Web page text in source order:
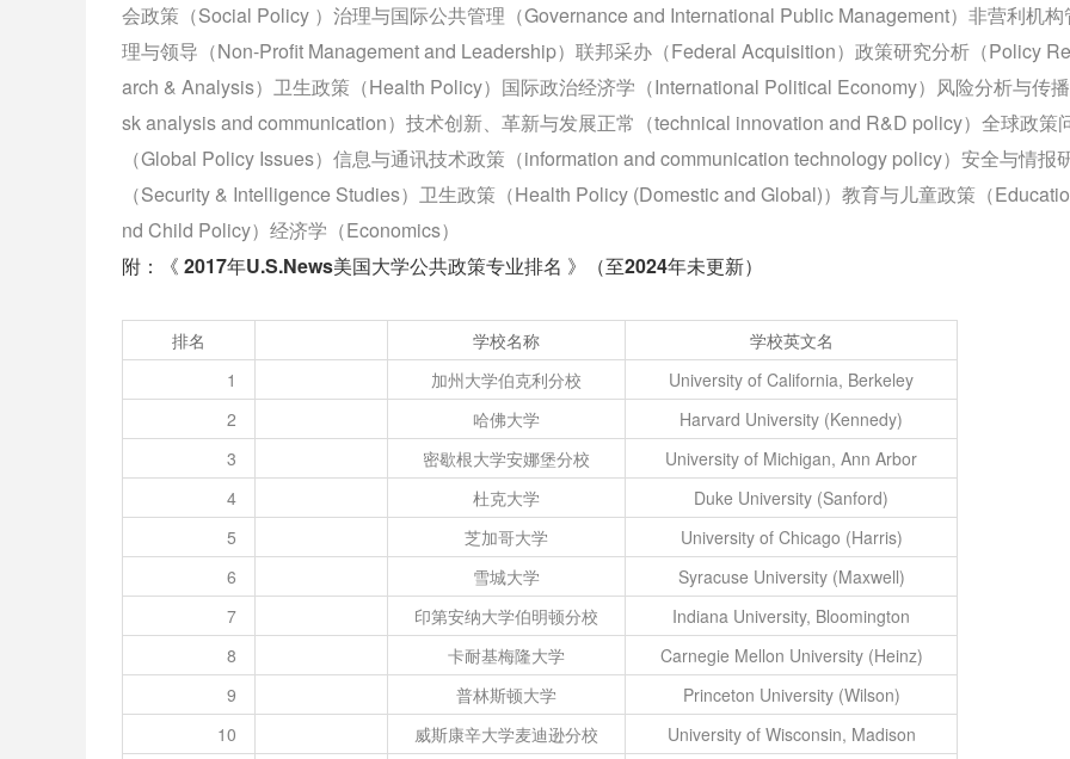
会政策（Social Policy ）治理与国际公共管理（Governance and International Public Management）非营利机构
理与领导（Non-Profit Management and Leadership）联邦采办（Federal Acquisition）政策研究分析（Policy
arch & Analysis）卫生政策（Health Policy）国际政治经济学（International Political Economy）风险分析与传
sk analysis and communication）技术创新、革新与发展正常（technical innovation and R&D policy）全球政策
（Global Policy Issues）信息与通讯技术政策（information and communication technology policy）安全与情报
（Security & Intelligence Studies）卫生政策（Health Policy (Domestic and Global)）教育与儿童政策（
nd Child Policy）经济学（Economics）
附：《 2017年U.S.News美国大学公共政策专业排名 》（至2024年未更新）
排名 学校名称
学校英文名
1
加州大学伯克利分校
University of California, Berkeley
2
哈佛大学
Harvard University (Kennedy)
3
密歇根大学安娜堡分校
University of Michigan, Ann Arbor
4
杜克大学
Duke University (Sanford)
5
芝加哥大学
University of Chicago (Harris)
6
雪城大学
Syracuse University (Maxwell)
7
印第安纳大学伯明顿分校
Indiana University, Bloomington
8
卡耐基梅隆大学
Carnegie Mellon University (Heinz)
9
普林斯顿大学
Princeton University (Wilson)
10
威斯康辛大学麦迪逊分校 University of Wisconsin, Madison